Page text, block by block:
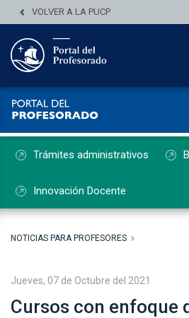
VOLVER A LA PUCP
Trámites administrativos
Innovación Docente
NOTICIAS PARA PROFESORES
Jueves, 07 de Octubre del 2021
Cursos con enfoque